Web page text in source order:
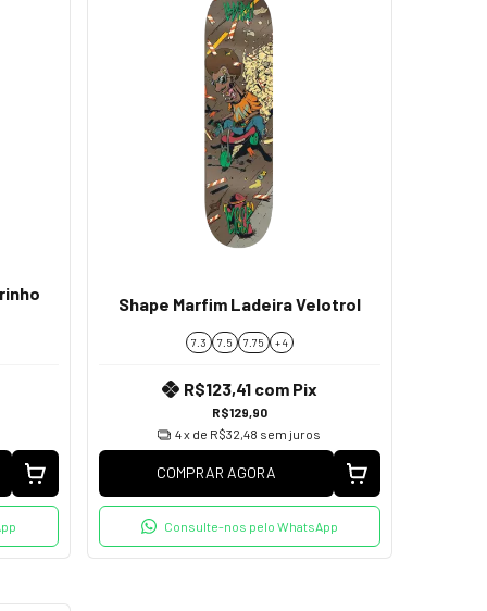
Shape Marfim Ladeira Velotrol
7.3 7.5 7.75 + 4
R$129,90
R$123,41 com Pix
4x de R$32,48 sem juros
COMPRAR AGORA
Consulte-nos pelo WhatsApp